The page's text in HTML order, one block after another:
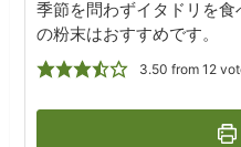
季節を問わずイタドリを
の粉末はおすすめです。
3.50 from 12